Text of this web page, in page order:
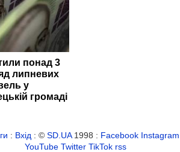
понад 3
липневих
у
громаді
: Вхід : ©SD.UA1998 : Facebook Instagram
YouTube Twitter TikTok rss